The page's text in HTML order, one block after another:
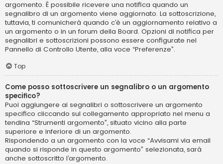
argomento. È possibile ricevere una notifica quando un
segnalibro di un argomento viene aggiornato. La sottoscrizione,
tuttavia, ti comunicherà quando c’è un aggiornamento relativo a
un argomento o in un forum della Board. Opzioni di notifica per
segnalibri e sottoscrizioni possono essere configurate nel
Pannello di Controllo Utente, alla voce “Preferenze”.
Top
Come posso sottoscrivere un segnalibro o un argomento
specifico?
Puoi aggiungere ai segnalibri o sottoscrivere un argomento
specifico cliccando sul collegamento appropriato nel menu a
tendina “Strumenti argomento”, situato vicino alla parte
superiore e inferiore di un argomento.
Rispondendo a un argomento con la voce “Avvisami via email
quando si risponde in questo argomento” selezionata, sarà
anche sottoscritto l’argomento.